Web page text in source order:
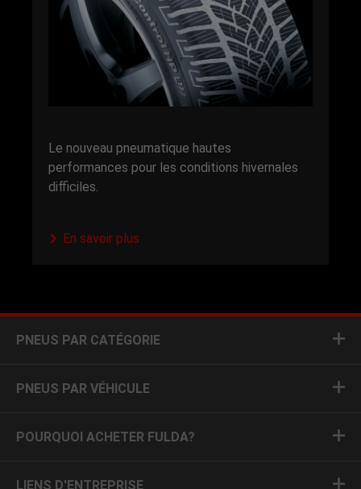
Le nouveau pneumatique hautes
performances pour les conditions hivernales
difficiles.
En savoir plus
PNEUS PAR CATÉGORIE
PNEUS PAR VÉHICULE
POURQUOI ACHETER FULDA?
LIENS D'ENTREPRISE